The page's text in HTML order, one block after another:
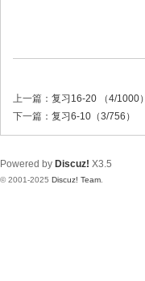
上一篇： 复习16-20 （4/1000）
下一篇： 复习6-10（3/756）
Powered by Discuz! X3.5
© 2001-2025 Discuz! Team